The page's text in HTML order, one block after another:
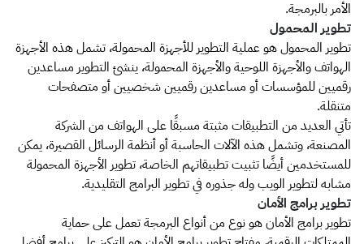
الأمر بالبرمجة.
تطوير المحمول
تطوير المحمول هو عملية التطوير للأجهزة المحمولة، تشمل هذه الأجهزة
الهواتف والأجهزة اللوحية والأجهزة المحمولة، ينشئ التطوير مساعدين
رقميين للمؤسسات أو مساعدين رقميين شخصيين أو متصفحات
متنقلة.
تأتي العديد من التطبيقات مثبتة مسبقًا على الهواتف من الشركة
المصنعة، وتشمل هذه الآلات الحاسبة أو أنظمة الرسائل القصيرة، يمكن
للمستخدمين أيضًا تثبيت تطبيقاتهم الخاصة، تطوير الأجهزة المحمولة
مشابه لتطوير الويب وله جذوره في تطوير البرامج التقليدية.
تطوير برامج الأمان
تطوير برامج الأمان هو نوع من أنواع البرمجة تعمل على حماية